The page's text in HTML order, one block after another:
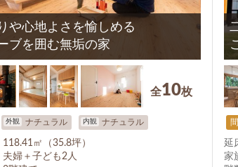
や心地よさを愉しめる
ブを囲む無垢の家
全10枚
外観 ナチュラル 内観 ナチュラル
118.41㎡（35.8坪）
夫婦＋子ども2人
延
家